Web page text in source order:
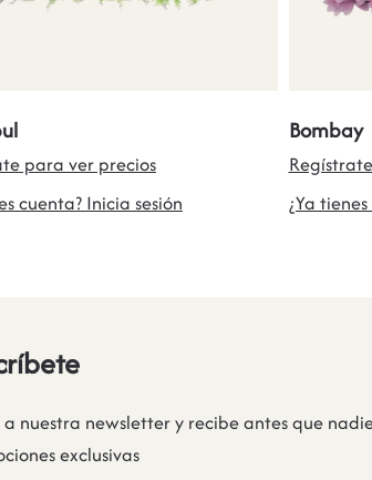
para ver precios
cuenta? Inicia sesión
Bombay
¿Ya
a nuestra newsletter y recibe antes que
exclusivas